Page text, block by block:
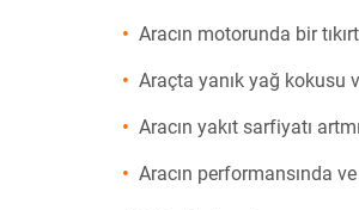
Aracın motorunda bir
Araçta yanık yağ kokusu
Aracın yakıt sarfiyatı
Aracın performansında